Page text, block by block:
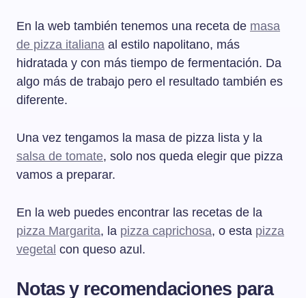
En la web también tenemos una receta de masa
de pizza italiana al estilo napolitano, más
hidratada y con más tiempo de fermentación. Da
algo más de trabajo pero el resultado también es
diferente.
Una vez tengamos la masa de pizza lista y la
salsa de tomate, solo nos queda elegir que pizza
vamos a preparar.
En la web puedes encontrar las recetas de la
pizza Margarita, la pizza caprichosa, o esta pizza
vegetal con queso azul.
Notas y recomendaciones para